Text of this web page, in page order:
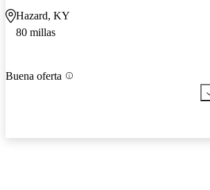
Hazard, KY
80 millas
Buena oferta